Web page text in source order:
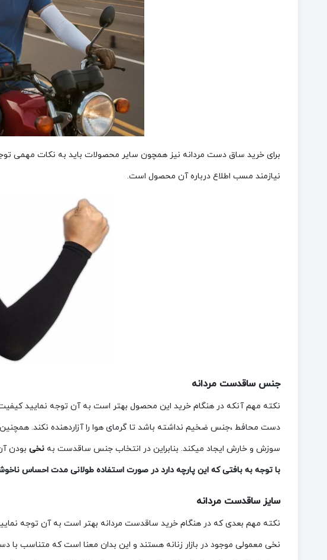
برای خرید ساق دست مردانه نیز همچون سایر محصولات باید به نکات مهمی
نیازمند مسب اطلاع درباره‌ آن محصول است.
جنس ساقدست مردانه
نکته مهم آنکه در هنگام خرید این محصول بهتر است به آن توجه نمایید
دست محافط ،جنس ضخیم نداشته باشد تا گرمای هوا را آزاردهنده نکند. همچنین
سوزش و خارش ایجاد میکند. بنابراین در انتخاب جنس ساقدست به نخیبودن
با توجه به بافتی که این پارچه دارد در صورت استفاده طولانی مدت احساس
سایز ساقدست مردانه
نکته مهم بعدی که در هنگام خرید ساقدست مردانه بهتر است به آن توجه
نخی معمولی موجود در بازار زنانه هستند و این بدان معنا است که متناسب با